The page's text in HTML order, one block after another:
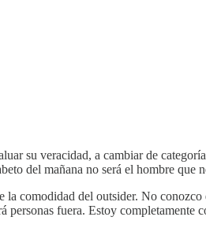
su veracidad, a cambiar de
del mañana no será el hombre que
la comodidad del outsider. No
fuera. Estoy